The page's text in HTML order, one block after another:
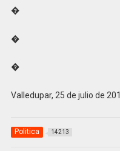
�
�
�
Valledupar, 25 de julio de
Politica 14213